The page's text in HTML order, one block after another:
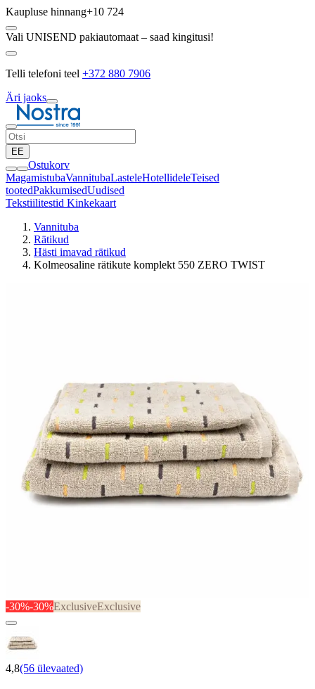
Kaupluse hinnang+10 724
Vali UNISEND pakiautomaat – saad kingitusi!
Telli telefoni teel +372 880 7906
Äri jaoks
EE
Ostukorv
MagamistubaVannitubaLasteleHotellideleTeised
tootedPakkumisedUudised
Tekstiilitestid Kinkekaart
Vannituba
Rätikud
Hästi imavad rätikud
Kolmeosaline rätikute komplekt 550 ZERO TWIST
-30%-30%ExclusiveExclusive
4,8(56 ülevaated)